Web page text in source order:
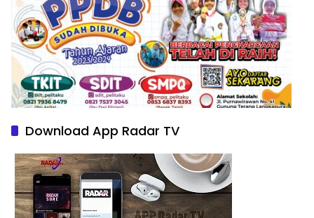
Download App Radar TV